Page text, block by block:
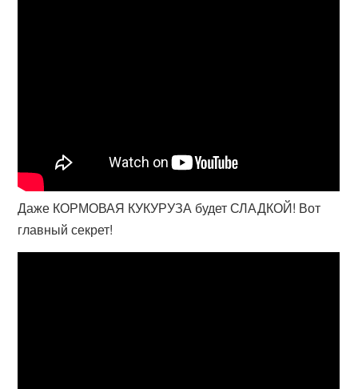
Даже КОРМОВАЯ КУКУРУЗА будет СЛАДКОЙ! Вот
главный секрет!